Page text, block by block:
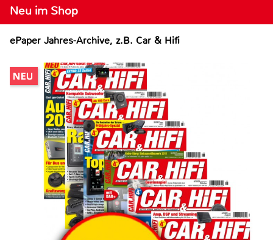
Neu im Shop
ePaper Jahres-Archive, z.B. Car & Hifi